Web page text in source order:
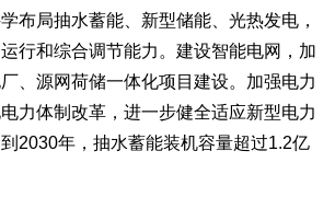
布局抽水蓄能、新型储能、光热发电，
行和综合调节能力。建设智能电网，加
、源网荷储一体化项目建设。加强电力
力体制改革，进一步健全适应新型电力
2030年，抽水蓄能装机容量超过1.2亿